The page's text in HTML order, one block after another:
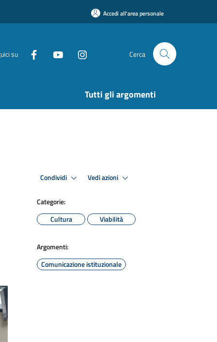
Accedi all'area personale
su Cerca
Tutti gli argomenti
Condividi Vedi azioni
Categorie:
Cultura
Viabilità
Argomenti:
Comunicazione istituzionale